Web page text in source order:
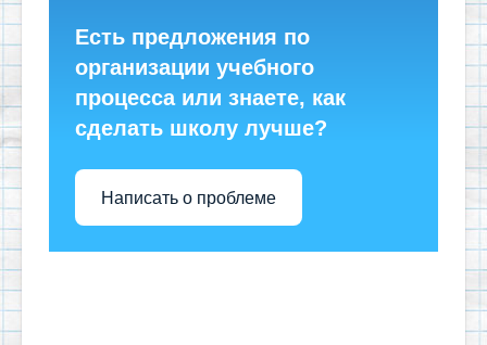
Есть предложения по
организации учебного
процесса или знаете, как
сделать школу лучше?
Написать о проблеме